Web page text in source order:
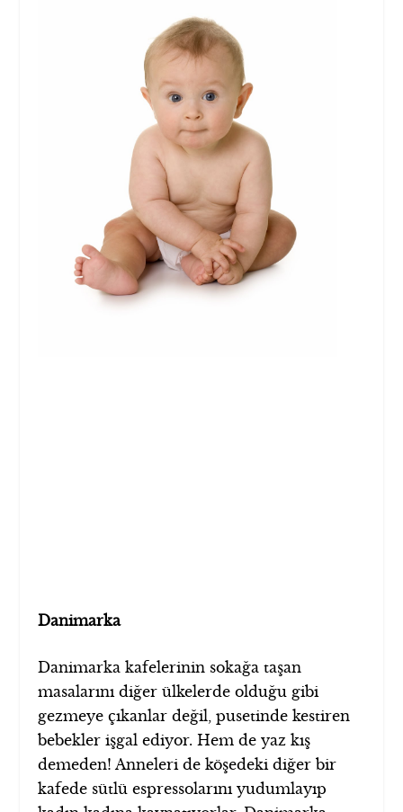
Danimarka
Danimarka kafelerinin sokağa taşan
masalarını diğer ülkelerde olduğu gibi
gezmeye çıkanlar değil, pusetinde kestiren
bebekler işgal ediyor. Hem de yaz kış
demeden! Anneleri de köşedeki diğer bir
kafede sütlü espressolarını yudumlayıp